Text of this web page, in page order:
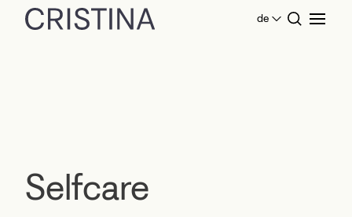
de
Selfcare